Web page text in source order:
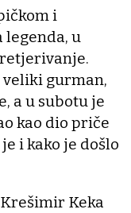
i
legenda, u
veliki gurman,
a u subotu je
kao dio priče
i kako je došlo
Keka